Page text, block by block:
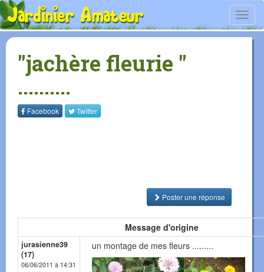
"jachère fleurie "
..........
Facebook Twitter
Poster une réponse
Message d'origine
jurasienne39
(17)
06/06/2011 à 14:31
un montage de mes fleurs .........